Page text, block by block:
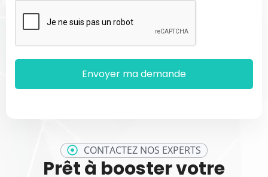
CONTACTEZ NOS EXPERTS
Prêt à booster votre